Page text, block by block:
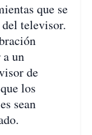
que se
televisor.
un
de
los
sean